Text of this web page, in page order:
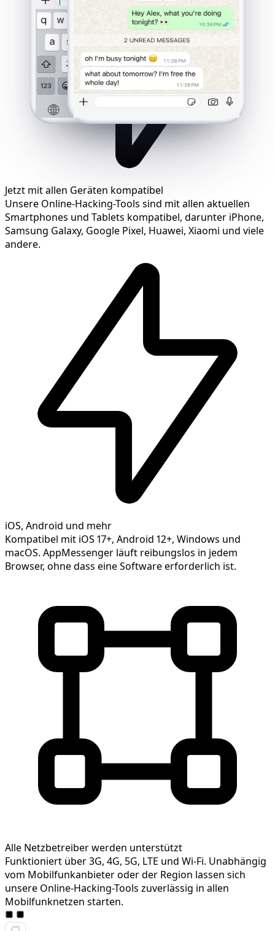
Jetzt mit allen Geräten kompatibel
Unsere Online-Hacking-Tools sind mit allen aktuellen
Smartphones und Tablets kompatibel, darunter iPhone,
Samsung Galaxy, Google Pixel, Huawei, Xiaomi und viele
andere.
iOS, Android und mehr
Kompatibel mit iOS 17+, Android 12+, Windows und
macOS. AppMessenger läuft reibungslos in jedem
Browser, ohne dass eine Software erforderlich ist.
Alle Netzbetreiber werden unterstützt
Funktioniert über 3G, 4G, 5G, LTE und Wi-Fi. Unabhängig
vom Mobilfunkanbieter oder der Region lassen sich
unsere Online-Hacking-Tools zuverlässig in allen
Mobilfunknetzen starten.